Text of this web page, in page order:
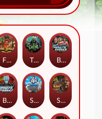
Seamen
Fire in the Hole 3
Brute Force San Quentin 2: Death Row
The Crypt Brute Force: Alien Onslaught